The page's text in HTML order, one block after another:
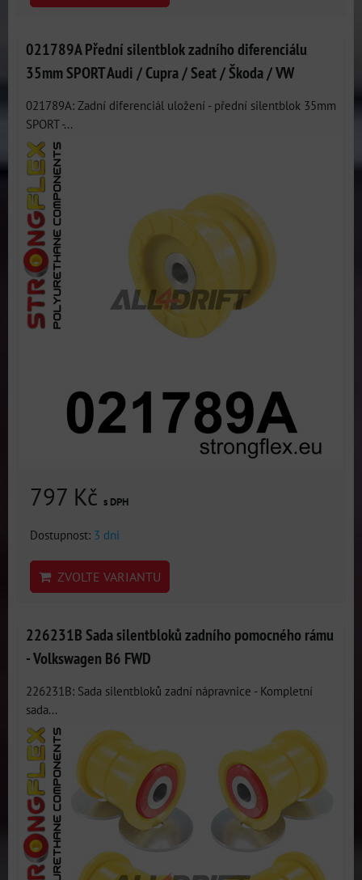
021789A Přední silentblok zadního diferenciálu
35mm SPORT Audi / Cupra / Seat / Škoda / VW
021789A: Zadní diferenciál uložení - přední silentblok 35mm
SPORT -...
797 Kč s DPH
Dostupnost: 3 dni
ZVOLTE VARIANTU
226231B Sada silentbloků zadního pomocného rámu
- Volkswagen B6 FWD
226231B: Sada silentbloků zadní nápravnice - Kompletní
sada...